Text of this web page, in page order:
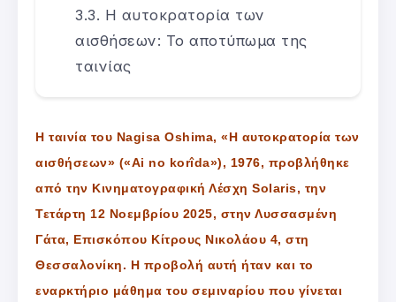
Η αυτοκρατορία των
αισθήσεων: Το αποτύπωμα της
ταινίας
Η ταινία του Nagisa Oshima, «Η αυτοκρατορία των
αισθήσεων» («Ai no korîda»), 1976, προβλήθηκε
από την Κινηματογραφική Λέσχη Solaris, την
Τετάρτη 12 Νοεμβρίου 2025, στην Λυσσασμένη
Γάτα, Επισκόπου Κίτρους Νικολάου 4, στη
Θεσσαλονίκη. Η προβολή αυτή ήταν και το
εναρκτήριο μάθημα του σεμιναρίου που γίνεται